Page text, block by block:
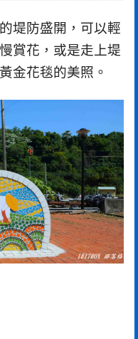
堤防盛開，可以輕
賞花，或是走上堤
金花毯的美照。